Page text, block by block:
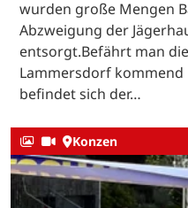
wurden große Mengen
Abzweigung der
entsorgt.Befährt man
Lammersdorf kommend
befindet sich der…
Konzen